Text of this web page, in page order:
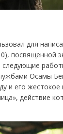
для
посвященной
следующие
Осамы
и его жестокое
действие